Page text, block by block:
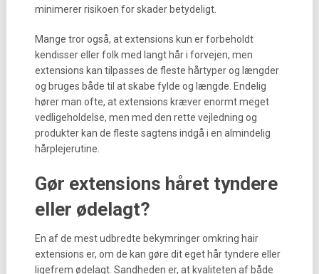
minimerer risikoen for skader betydeligt.
Mange tror også, at extensions kun er forbeholdt
kendisser eller folk med langt hår i forvejen, men
extensions kan tilpasses de fleste hårtyper og længder
og bruges både til at skabe fylde og længde. Endelig
hører man ofte, at extensions kræver enormt meget
vedligeholdelse, men med den rette vejledning og
produkter kan de fleste sagtens indgå i en almindelig
hårplejerutine.
Gør extensions håret tyndere
eller ødelagt?
En af de mest udbredte bekymringer omkring hair
extensions er, om de kan gøre dit eget hår tyndere eller
ligefrem ødelagt. Sandheden er, at kvaliteten af både